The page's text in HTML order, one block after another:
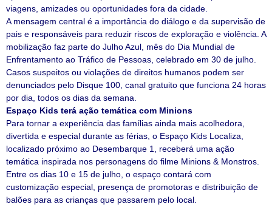
viagens, amizades ou oportunidades fora da cidade.
A mensagem central é a importância do diálogo e da supervisão de
pais e responsáveis para reduzir riscos de exploração e violência. A
mobilização faz parte do Julho Azul, mês do Dia Mundial de
Enfrentamento ao Tráfico de Pessoas, celebrado em 30 de julho.
Casos suspeitos ou violações de direitos humanos podem ser
denunciados pelo Disque 100, canal gratuito que funciona 24 horas
por dia, todos os dias da semana.
Espaço Kids terá ação temática com Minions
Para tornar a experiência das famílias ainda mais acolhedora,
divertida e especial durante as férias, o Espaço Kids Localiza,
localizado próximo ao Desembarque 1, receberá uma ação
temática inspirada nos personagens do filme Minions & Monstros.
Entre os dias 10 e 15 de julho, o espaço contará com
customização especial, presença de promotoras e distribuição de
balões para as crianças que passarem pelo local.